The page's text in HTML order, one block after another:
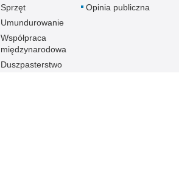
Sprzęt
Umundurowanie
Współpraca
międzynarodowa
Duszpasterstwo
Opinia publiczna